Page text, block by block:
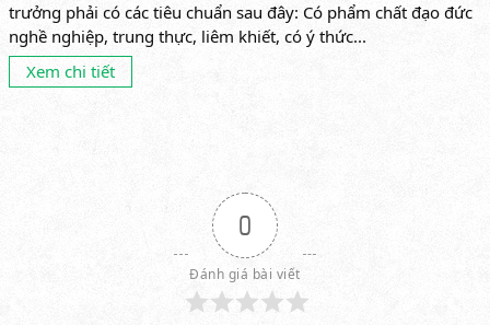
trưởng phải có các tiêu chuẩn sau đây: Có phẩm chất đạo đức
nghề nghiệp, trung thực, liêm khiết, có ý thức...
Xem chi tiết
0
Đánh giá bài viết